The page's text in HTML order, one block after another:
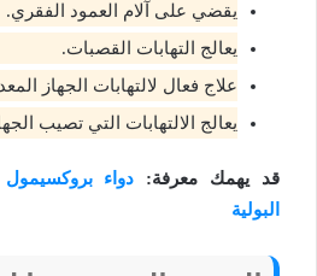
يقضي على آلام العمود الفقري.
يعالج التهابات القصبات.
علاج فعال لالتهابات الجهاز
يعالج الالتهابات التي تصيب
قد يهمك معرفة: دواء
البولية